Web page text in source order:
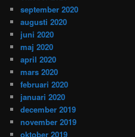
september 2020
augusti 2020
juni 2020
maj 2020
april 2020
mars 2020
februari 2020
januari 2020
december 2019
november 2019
oktober 2019